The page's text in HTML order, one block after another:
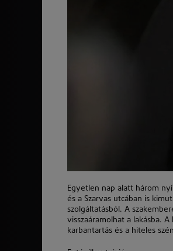
Egyetlen nap alatt három
és a Szarvas utcában is
szolgáltatásból. A
visszaáramolhat a lakásba.
karbantartás és a hiteles